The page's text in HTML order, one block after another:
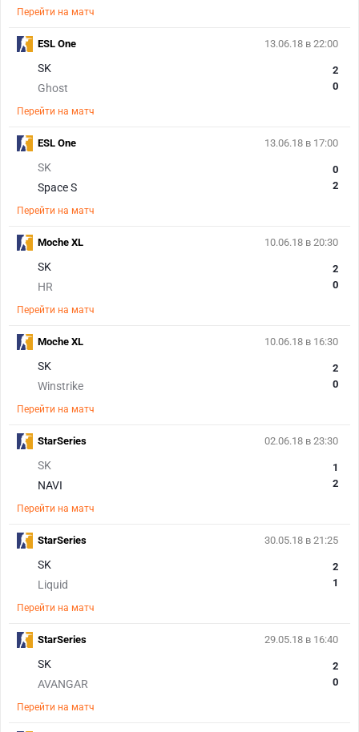
Перейти на матч
13.06.18 в 22:00
SK
Ghost
2
0
Перейти на матч
ESL One
13.06.18 в 17:00
SK
Space S
0
2
Перейти на матч
ESL One
10.06.18 в 20:30
SK
HR
2
0
Перейти на матч
Moche XL
10.06.18 в 16:30
SK
Winstrike
2
0
Перейти на матч
Moche XL
02.06.18 в 23:30
SK
NAVI
1
2
Перейти на матч
StarSeries
30.05.18 в 21:25
SK
Liquid
2
1
Перейти на матч
StarSeries
29.05.18 в 16:40
SK
AVANGAR
2
0
Перейти на матч
StarSeries